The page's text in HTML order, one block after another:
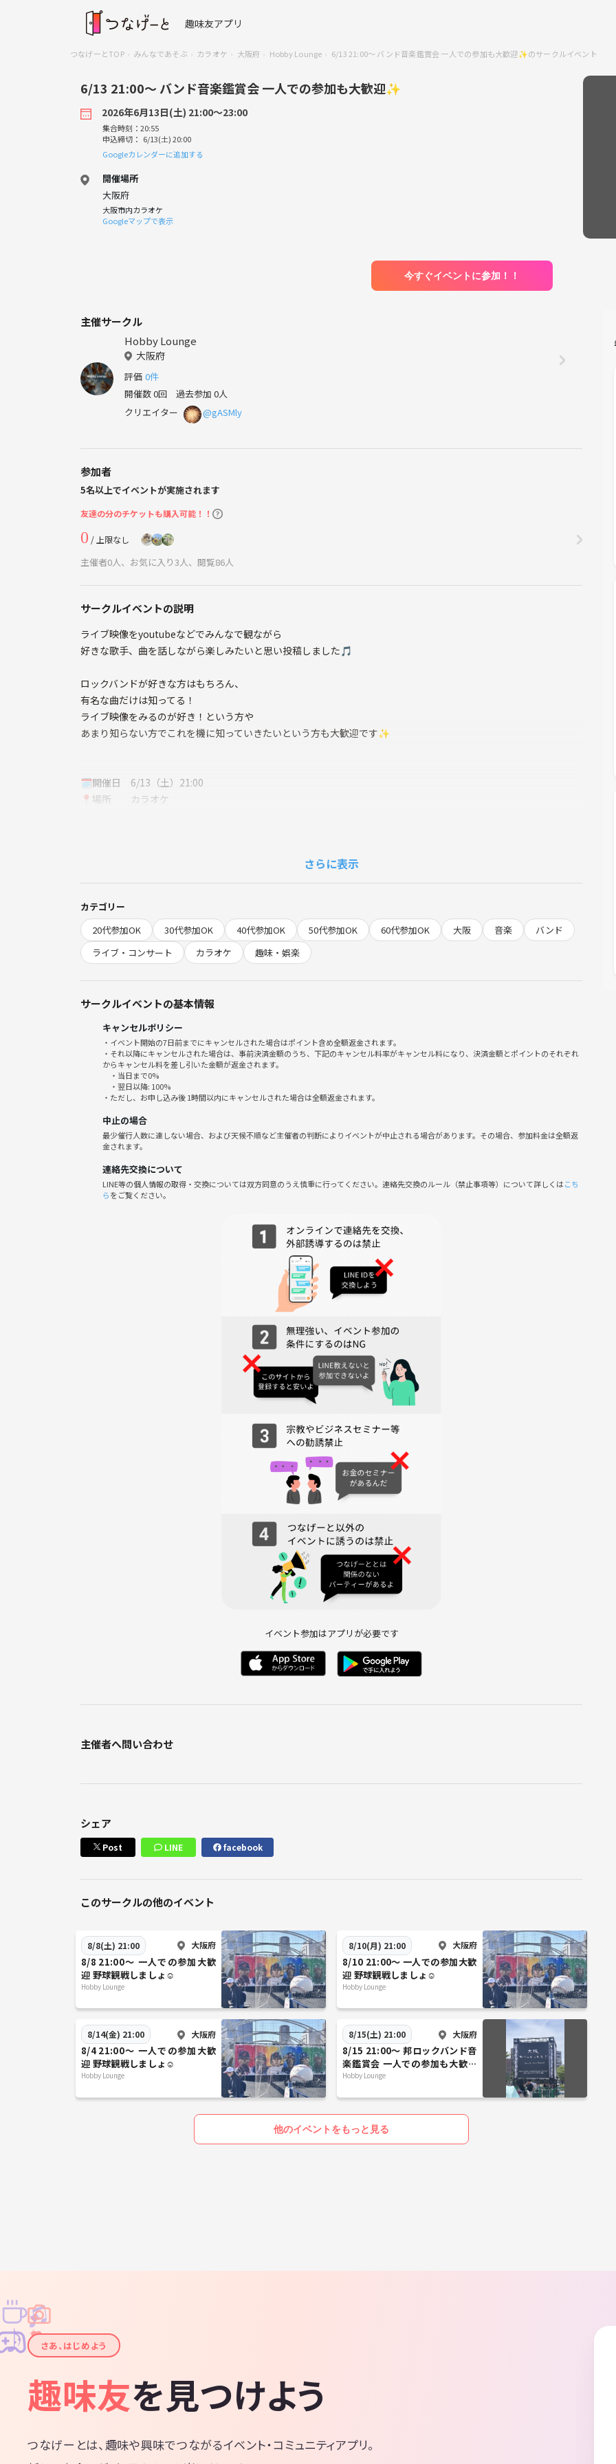
趣味友アプリ
つなげーとTOP みんなであそぶ カラオケ 大阪府 Hobby Lounge 6/13 21:00〜 バンド音楽鑑賞会 一人での参加も大歓迎✨のサークルイベント
6/13 21:00〜 バンド音楽鑑賞会 一人での参加も大歓迎✨
2026年6月13日(土) 21:00〜23:00
集合時刻：20:55
申込締切： 6/13(土) 20:00
Googleカレンダーに追加する
開催場所
大阪府
大阪市内カラオケ
Googleマップで表示
今すぐイベントに参加！！
主催サークル
Hobby Lounge
大阪府
評価 0件
開催数 0回 過去参加 0人
クリエイター
@gASMly
参加者
5名以上でイベントが実施されます
友達の分のチケットも購入可能！！
0 / 上限なし
主催者0人、お気に入り3人、閲覧86人
サークルイベントの説明
ライブ映像をyoutubeなどでみんなで観ながら
好きな歌手、曲を話しながら楽しみたいと思い投稿しました🎵
ロックバンドが好きな方はもちろん、
有名な曲だけは知ってる！
ライブ映像をみるのが好き！という方や
あまり知らない方でこれを機に知っていきたいという方も大歓迎です✨
🗓開催日 6/13（土）21:00
📍場所 カラオケ
さらに表示
カテゴリー
20代参加OK
30代参加OK 40代参加OK 50代参加OK 60代参加OK 大阪 音楽
バンド
ライブ・コンサート
カラオケ 趣味・娯楽
サークルイベントの基本情報
キャンセルポリシー
・イベント開始の7日前までにキャンセルされた場合はポイント含め全額返金されます。
・それ以降にキャンセルされた場合は、事前決済金額のうち、下記のキャンセル料率がキャンセル料になり、決済金額とポイントのそれぞれ
からキャンセル料を差し引いた金額が返金されます。
・当日まで0%
・翌日以降: 100%
・ただし、お申し込み後 1時間以内にキャンセルされた場合は全額返金されます。
中止の場合
最少催行人数に達しない場合、および天候不順など主催者の判断によりイベントが中止される場合があります。その場合、参加料金は全額返
金されます。
連絡先交換について
LINE等の個人情報の取得・交換については双方同意のうえ慎重に行ってください。連絡先交換のルール（禁止事項等）について詳しくはこち
らをご覧ください。
イベント参加はアプリが必要です
主催者へ問い合わせ
シェア
Post LINE facebook
このサークルの他のイベント
8/8(土) 21:00 大阪府
8/8 21:00〜 一人での参加大歓
迎 野球観戦しましょ☺️
Hobby Lounge
8/10(月) 21:00 大阪府
8/10 21:00〜 一人での参加大歓
迎 野球観戦しましょ☺️
Hobby Lounge
8/14(金) 21:00 大阪府
8/4 21:00〜 一人での参加大歓
迎 野球観戦しましょ☺️
Hobby Lounge
8/15(土) 21:00 大阪府
8/15 21:00〜 邦ロックバンド音
楽鑑賞会 一人での参加も大歓迎
✨
Hobby Lounge
他のイベントをもっと見る
✦
✦
✧
✧
♪
♫
さあ、はじめよう
趣味友を見つけよう
つなげーとは、趣味や興味でつながるイベント・コミュニティアプリ。